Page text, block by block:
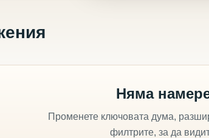
Няма
Променете ключовата дума,
филтрите, за да